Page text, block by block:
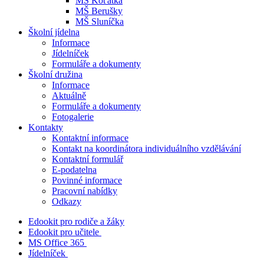
MŠ Berušky
MŠ Sluníčka
Školní jídelna
Informace
Jídelníček
Formuláře a dokumenty
Školní družina
Informace
Aktuálně
Formuláře a dokumenty
Fotogalerie
Kontakty
Kontaktní informace
Kontakt na koordinátora individuálního vzdělávání
Kontaktní formulář
E-podatelna
Povinné informace
Pracovní nabídky
Odkazy
Edookit pro rodiče a žáky
Edookit pro učitele
MS Office 365
Jídelníček